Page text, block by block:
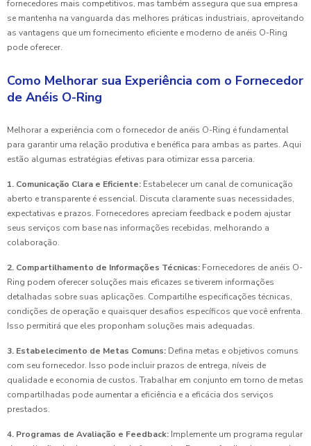
fornecedores mais competitivos, mas também assegura que sua empresa
se mantenha na vanguarda das melhores práticas industriais, aproveitando
as vantagens que um fornecimento eficiente e moderno de anéis O-Ring
pode oferecer.
Como Melhorar sua Experiência com o Fornecedor
de Anéis O-Ring
Melhorar a experiência com o fornecedor de anéis O-Ring é fundamental
para garantir uma relação produtiva e benéfica para ambas as partes. Aqui
estão algumas estratégias efetivas para otimizar essa parceria.
1. Comunicação Clara e Eficiente: Estabelecer um canal de comunicação
aberto e transparente é essencial. Discuta claramente suas necessidades,
expectativas e prazos. Fornecedores apreciam feedback e podem ajustar
seus serviços com base nas informações recebidas, melhorando a
colaboração.
2. Compartilhamento de Informações Técnicas: Fornecedores de anéis O-
Ring podem oferecer soluções mais eficazes se tiverem informações
detalhadas sobre suas aplicações. Compartilhe especificações técnicas,
condições de operação e quaisquer desafios específicos que você enfrenta.
Isso permitirá que eles proponham soluções mais adequadas.
3. Estabelecimento de Metas Comuns: Defina metas e objetivos comuns
com seu fornecedor. Isso pode incluir prazos de entrega, níveis de
qualidade e economia de custos. Trabalhar em conjunto em torno de metas
compartilhadas pode aumentar a eficiência e a eficácia dos serviços
prestados.
4. Programas de Avaliação e Feedback: Implemente um programa regular